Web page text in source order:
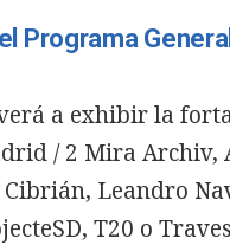
Programa General
a exhibir la
/ 2 Mira Archiv,
Leandro
T20 o